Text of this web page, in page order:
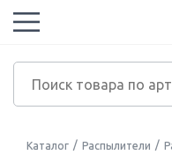
Каталог Распылители